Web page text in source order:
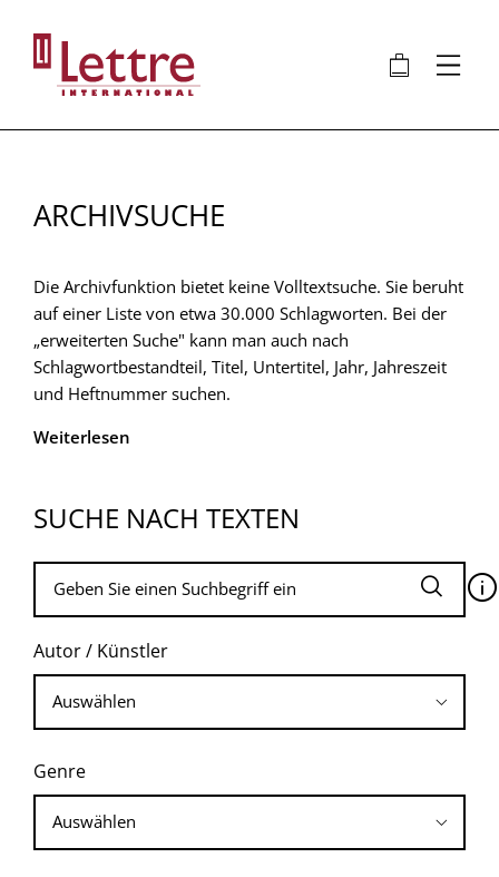
Inhalt
🛍 ⋮
ARCHIVSUCHE
Die Archivfunktion bietet keine Volltextsuche. Sie beruht
auf einer Liste von etwa 30.000 Schlagworten. Bei der
„erweiterten Suche" kann man auch nach
Schlagwortbestandteil, Titel, Untertitel, Jahr, Jahreszeit
und Heftnummer suchen.
Weiterlesen
SUCHE NACH TEXTEN
🛈
Autor / Künstler
Genre